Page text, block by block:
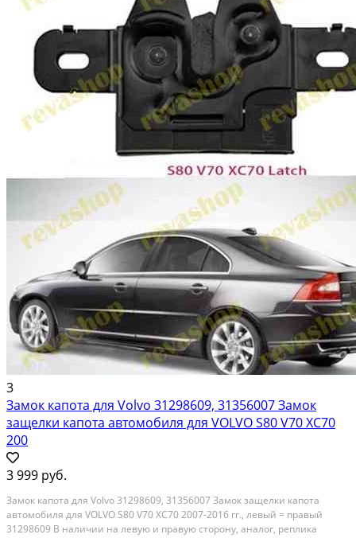
3
Замок капота для Volvo 31298609, 31356007 Замок
защелки капота автомобиля для VOLVO S80 V70 XC70
200
3 999 руб.
Замок капота для Volvo 31298609, 31356007 Замок защелки капота
автомобиля для VOLVO S80 V70 XC70 2007-2016 гг., левый = правый
31298609 В наличии на левую и правую сторону, аналог, реплика